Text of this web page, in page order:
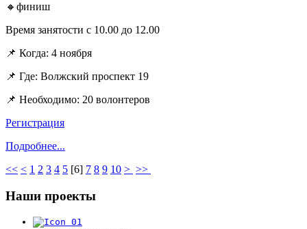
🔸финиш
Время занятости с 10.00 до 12.00
📌 Когда: 4 ноября
📌 Где: Волжский проспект 19
📌 Необходимо: 20 волонтеров
Регистрация
Подробнее...
<< < 1 2 3 4 5 [6] 7 8 9 10 > >>
Наши проекты